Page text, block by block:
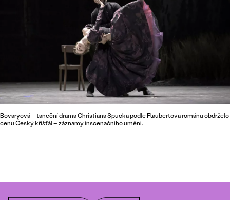
Bovaryová – taneční drama Christiana Spucka podle Flaubertova románu obdrželo
cenu Český křišťál – záznamy inscenačního umění.